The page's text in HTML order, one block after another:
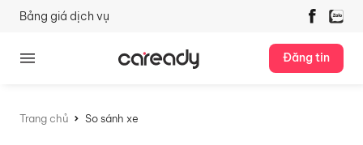
Bảng giá dịch vụ
Đăng tin
Trang chủ So sánh xe